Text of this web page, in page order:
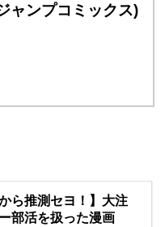
ャンプコミックス)
ら推測セヨ！】大注
部活を扱った漫画